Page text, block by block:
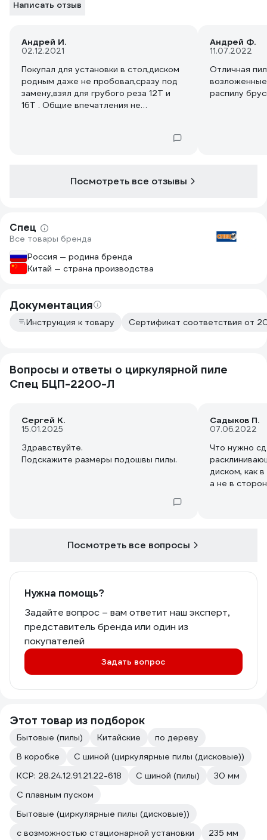
Написать отзыв
Андрей И.
02.12.2021
Покупал для установки в стол,диском
родным даже не пробовал,сразу под
замену,взял для грубого реза 12Т и
16Т . Общие впечатления не
Андрей Ф.
11.07.2022
Отличная
распилу
Посмотреть все отзывы
Спец
Все товары бренда
Россия — родина бренда
Китай — страна производства
Документация
Инструкция к товару Сертификат соответствия от
Вопросы и ответы о циркулярной пиле
Спец БЦП-2200-Л
Сергей К.
15.01.2025
Здравствуйте.
Подскажите размеры подошвы пилы.
Садыков П.
07.06.2022
Что нужно
диском, как
а не в
Посмотреть все вопросы
Нужна помощь?
Задайте вопрос – вам ответит наш эксперт,
представитель бренда или один из
покупателей
Задать вопрос
Этот товар из подборок
Бытовые (пилы) Китайские
по дереву
В коробке
С шиной (циркулярные пилы (дисковые))
КСР: 28.24.12.91.21.22-618
С шиной (пилы)
30 мм
С плавным пуском
Бытовые (циркулярные пилы (дисковые))
с возможностью стационарной установки
235 мм